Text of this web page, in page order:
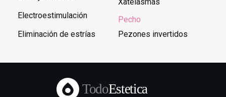
Electroestimulación
Eliminación de estrías
Pecho
Pezones invertidos
TodoEstetica